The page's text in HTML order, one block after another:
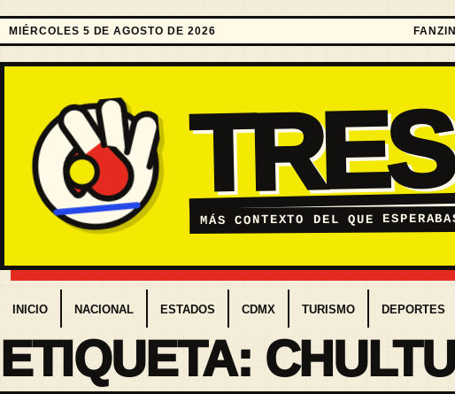
MIÉRCOLES 5 DE AGOSTO DE 2026
MÁS CONTEXTO DEL QUE
INICIO NACIONAL ESTADOS CDMX TURISMO DEPORTES
ETIQUETA: